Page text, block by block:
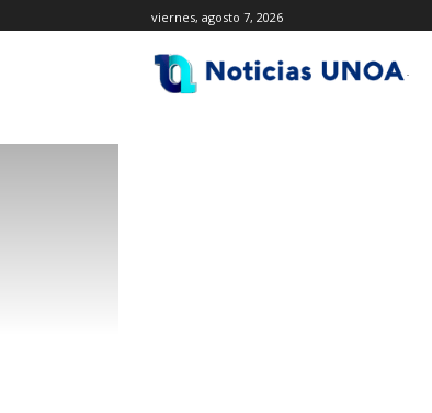
viernes, agosto 7, 2026